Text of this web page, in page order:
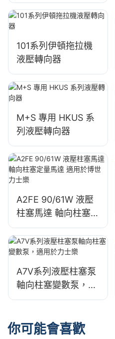
置
101系列伊頓拖拉機
液壓轉向器
M+S 專用 HKUS 系
列液壓轉向器
A2FE 90/61W 液壓
柱塞馬達 軸向柱塞定
量馬達 適用於博世力
士樂
A7V系列液壓柱塞泵
軸向柱塞變數泵，適
用於力士樂
你可能會喜歡